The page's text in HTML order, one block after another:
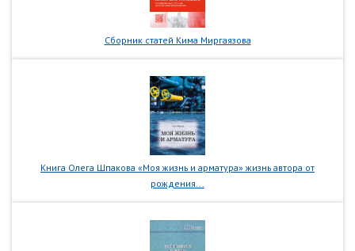
Сборник статей Кима Миргаязова
Книга Олега Шпакова «Моя жизнь и арматура» жизнь автора от
рождения...